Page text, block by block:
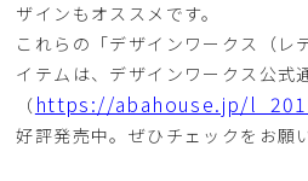
ザインもオススメです。
これらの「デザインワークス（レ
イテムは、デザインワークス公式
（ https://abahouse.jp/
好評発売中。ぜひチェックをお願